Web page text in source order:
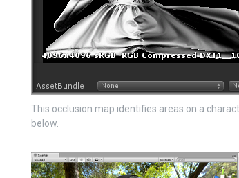
This occlusion map identifies areas on a
below.